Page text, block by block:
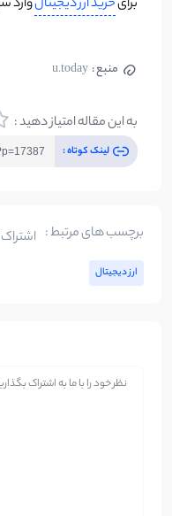
برایخرید ارز دیجیتالوارد
منبع : u.today
به این مقاله امتیاز دهید :
لینک کوتاه :
برچسب های مرتبط :
ارز دیجیتال